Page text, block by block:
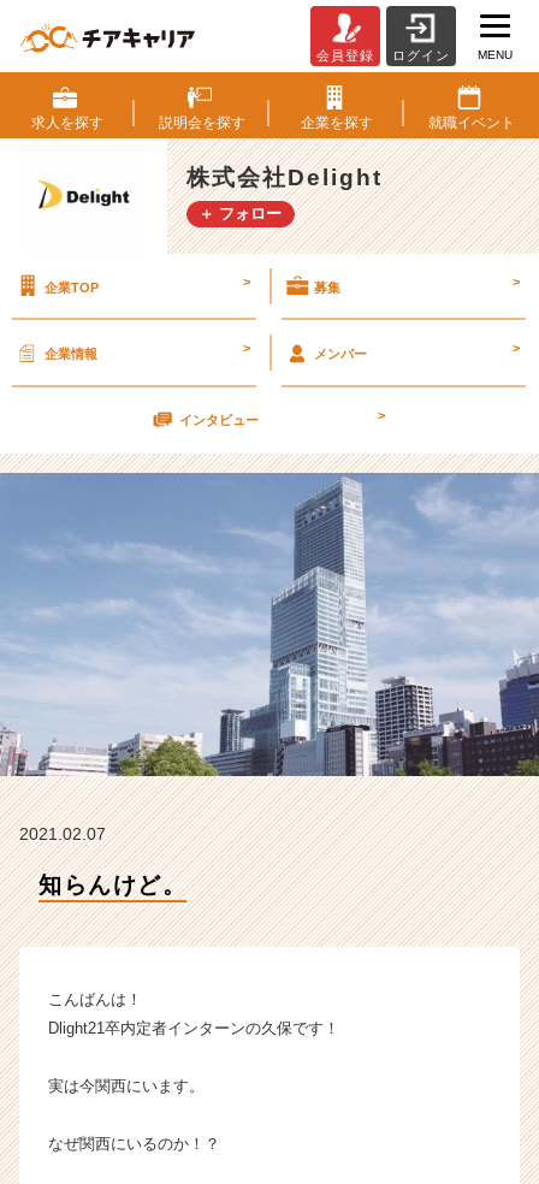
ら
ん
け
ど。
【株
式
e
g
h
の
ン】
ャ
ー・
ス
ト
活
会員登録 ログイン MENU
求人を探す 説明会を探す 企業を探す 就職イベント
株式会社Delight
＋ フォロー
企業TOP > 募集 >
企業情報 > メンバー >
インタビュー >
2021.02.07
知らんけど。
こんばんは！
Dlight21卒内定者インターンの久保です！
実は今関西にいます。
なぜ関西にいるのか！？